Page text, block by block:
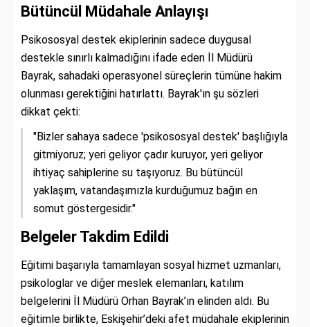
Bütüncül Müdahale Anlayışı
Psikososyal destek ekiplerinin sadece duygusal
destekle sınırlı kalmadığını ifade eden İl Müdürü
Bayrak, sahadaki operasyonel süreçlerin tümüne hakim
olunması gerektiğini hatırlattı. Bayrak'ın şu sözleri
dikkat çekti:
"Bizler sahaya sadece 'psikososyal destek' başlığıyla
gitmiyoruz; yeri geliyor çadır kuruyor, yeri geliyor
ihtiyaç sahiplerine su taşıyoruz. Bu bütüncül
yaklaşım, vatandaşımızla kurduğumuz bağın en
somut göstergesidir."
Belgeler Takdim Edildi
Eğitimi başarıyla tamamlayan sosyal hizmet uzmanları,
psikologlar ve diğer meslek elemanları, katılım
belgelerini İl Müdürü Orhan Bayrak’ın elinden aldı. Bu
eğitimle birlikte, Eskişehir’deki afet müdahale ekiplerinin